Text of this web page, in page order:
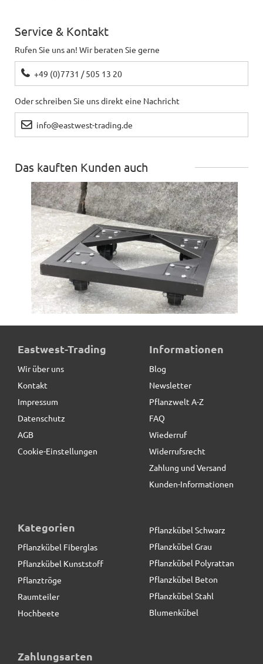
Service & Kontakt
Rufen Sie uns an! Wir beraten Sie gerne
+49 (0)7731 / 505 13 20
Oder schreiben Sie uns direkt eine Nachricht
info@eastwest-trading.de
Das kauften Kunden auch
ultrastarke Pflanzenroller aus Metall, schwarz
49,50 € *
Bewässerungssystem
Eastwest-Trading
Wir über uns
Kontakt
Impressum
Datenschutz
AGB
Cookie-Einstellungen
Informationen
Blog
Newsletter
Pflanzwelt A-Z
FAQ
Wiederruf
Widerrufsrecht
Zahlung und Versand
Kunden-Informationen
Kategorien
Pflanzkübel Fiberglas
Pflanzkübel Kunststoff
Pflanztröge
Raumteiler
Hochbeete
Pflanzkübel Schwarz
Pflanzkübel Grau
Pflanzkübel Polyrattan
Pflanzkübel Beton
Pflanzkübel Stahl
Blumenkübel
Zahlungsarten